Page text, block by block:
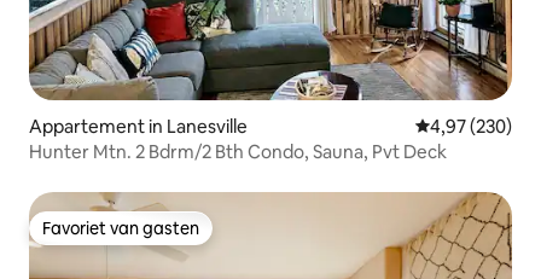
Appartement in Lanesville Gemiddelde
4,97 (230)
Hunter Mtn. 2 Bdrm/2 Bth Condo, Sauna, Pvt Deck
Favoriet van gasten
Favoriet van gasten